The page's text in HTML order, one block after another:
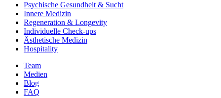
Psychische Gesundheit & Sucht
Innere Medizin
Regeneration & Longevity
Individuelle Check-ups
Ästhetische Medizin
Hospitality
Team
Medien
Blog
FAQ